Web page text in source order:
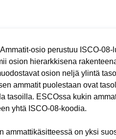
osio perustuu ISCO-08-
osion hierarkkisena
osion neljä ylintä
ammatit puolestaan ovat
tasoilla. ESCOssa kukin
yhtä ISCO-08-koodia.
ammattikäsitteessä on yksi